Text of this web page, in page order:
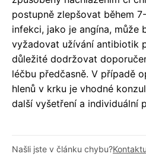
postupně zlepšovat během
infekci, jako je angína, může
vyžadovat užívání antibiotik
důležité dodržovat
léčbu předčasně. V případě
hlenů v krku je vhodné
další vyšetření a individuální
Našli jste v článku chybu?